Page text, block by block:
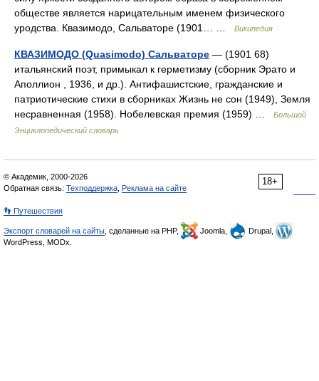
обществе является нарицательным именем физического
уродства. Квазимодо, Сальваторе (1901… …
Википедия
КВАЗИМОДО (Quasimodo) Сальваторе — (1901 68)
итальянский поэт, примыкал к герметизму (сборник Эрато и
Аполлион , 1936, и др.). Антифашистские, гражданские и
патриотические стихи в сборниках Жизнь не сон (1949), Земля
несравненная (1958). Нобелевская премия (1959) …
Большой
Энциклопедический словарь
18+
© Академик, 2000-2026
Обратная связь: Техподдержка Реклама на сайте
👣 Путешествия
Экспорт словарей на сайты , сделанные на PHP, Joomla,
Drupal,
WordPress, MODx.